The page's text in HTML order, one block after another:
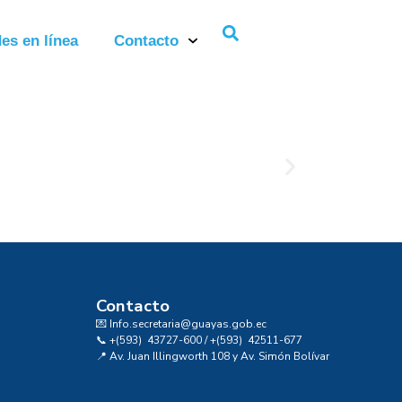
en línea Contacto
Contacto
💌 Info.secretaria@guayas.gob.ec
📞 +(593) 43727-600 / +(593) 42511-677
📍 Av. Juan Illingworth 108 y Av. Simón Bolívar